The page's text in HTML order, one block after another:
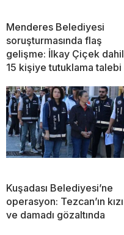
Menderes Belediyesi
soruşturmasında flaş
gelişme: İlkay Çiçek dahil
15 kişiye tutuklama talebi
Kuşadası Belediyesi’ne
operasyon: Tezcan’ın kızı
ve damadı gözaltında